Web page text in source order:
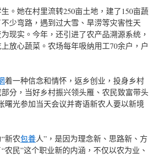
。她在村里流转250亩土地，建了150亩蔬
少弯路，遇到过大雪、旱涝等灾害性天
现实。今年，还引进了农产品溯源系统，
放心蔬菜。农场每年吸纳用工70余户，户
着一种信念和情怀，返乡创业，投身乡村
分，当好乡村振兴领头雁、农民致富带头
曙光参加当天会议并寄语新农人要以新境
新农包養人”，是因为理念新、思路新、方
民”这个职业新的内涵，不仅以农为业、